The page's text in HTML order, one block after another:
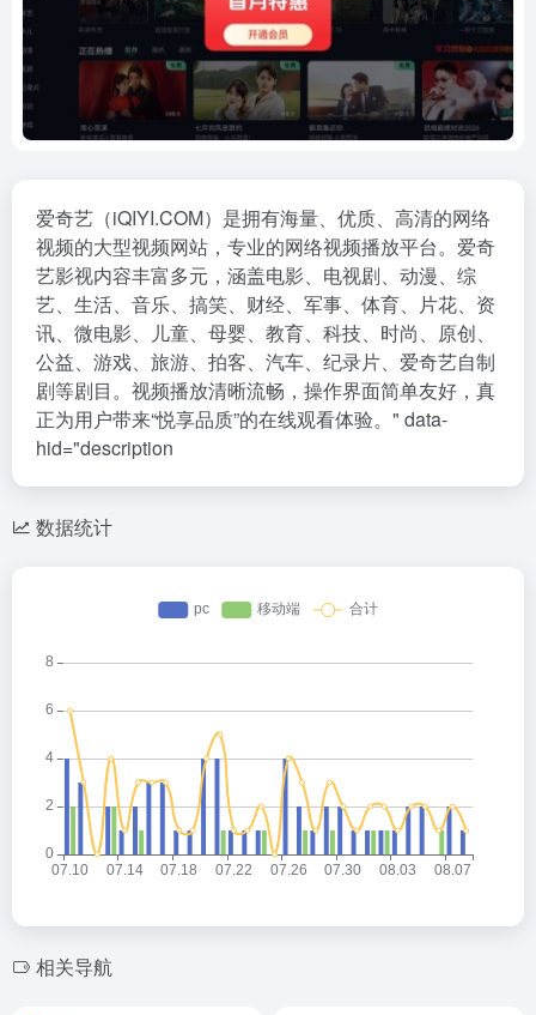
爱奇艺（iQIYI.COM）是拥有海量、优质、高清的网络
视频的大型视频网站，专业的网络视频播放平台。爱奇
艺影视内容丰富多元，涵盖电影、电视剧、动漫、综
艺、生活、音乐、搞笑、财经、军事、体育、片花、资
讯、微电影、儿童、母婴、教育、科技、时尚、原创、
公益、游戏、旅游、拍客、汽车、纪录片、爱奇艺自制
剧等剧目。视频播放清晰流畅，操作界面简单友好，真
正为用户带来“悦享品质”的在线观看体验。" data-
hid="description
数据统计
相关导航